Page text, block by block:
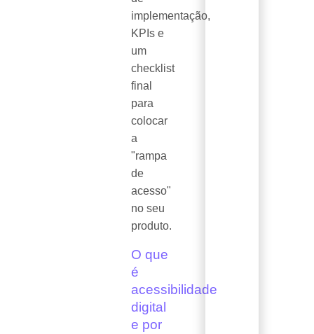
implementação,
KPIs e
um
checklist
final
para
colocar
a
"rampa
de
acesso"
no seu
produto.
O que
é
acessibilidade
digital
e por